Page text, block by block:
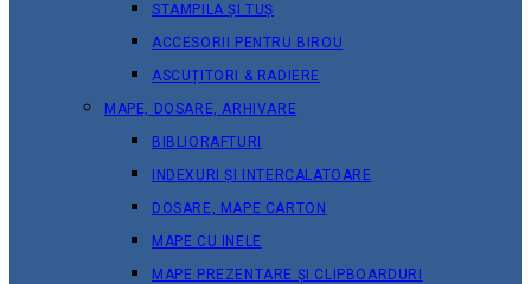
STAMPILA ȘI TUȘ
ACCESORII PENTRU BIROU
ASCUȚITORI & RADIERE
MAPE, DOSARE, ARHIVARE
BIBLIORAFTURI
INDEXURI ȘI INTERCALATOARE
DOSARE, MAPE CARTON
MAPE CU INELE
MAPE PREZENTARE ȘI CLIPBOARDURI